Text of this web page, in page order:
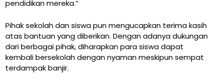
pendidikan mereka.”
Pihak sekolah dan siswa pun mengucapkan terima kasih
atas bantuan yang diberikan. Dengan adanya dukungan
dari berbagai pihak, diharapkan para siswa dapat
kembali bersekolah dengan nyaman meskipun sempat
terdampak banjir.